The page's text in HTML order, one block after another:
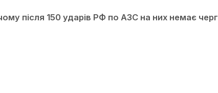
після 150 ударів РФ по АЗС на них немає черг